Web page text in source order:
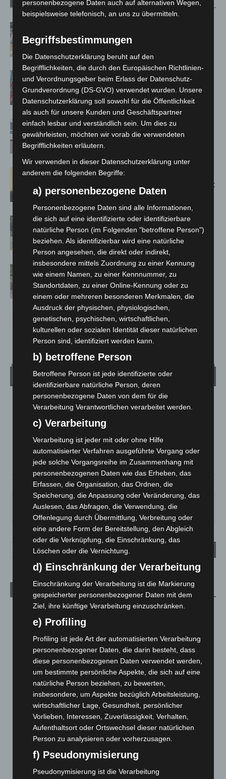
Susann Mehring zeigt ihre Werke im
A2: Zweite Turbobaustelle startet
zwischen Hannover-West und
Bothfeld
Niedersachsen: Feuerwehrkräfte
kehren nach Waldbrandeinsatz aus
Spanien zurück
Hannover: Erste Tigermücken-
Population in Niedersachsen entdeckt
Brand im „Haus der Begegnung“ in
Neuwarmbüchen schnell eingedämmt
Region Hannover: 21 neue
Notfallsanitäter starten beim Roten
Kreuz
Wetter
LANGENHAGEN
Klarer Himmel
25.1°C
24.4°
34% 2.6m/s 6%
SA.
26°
SO.
34° 26° 23° 26
Kunst trifft Weingenuss: Barbara-Susann Mehring zeigt ihre
Werke im Jacques’ Wein-Depot Isernhagen
A2: Zweite Turbobaustelle startet zwischen Hannover-West
und Bothfeld
8. August 2026
Niedersachsen: Feuerwehrkräfte kehren nach
Waldbrandeinsatz aus Spanien zurück
7. August 2026
Hannover: Erste Tigermücken-Population in Niedersachsen
7. August 2026
Brand im „Haus der Begegnung“ in Neuwarmbüchen schnell
personenbezogene Daten auch auf alternativen Wegen,
beispielsweise telefonisch, an uns zu übermitteln.
Begriffsbestimmungen
Die Datenschutzerklärung beruht auf den
Begrifflichkeiten, die durch den Europäischen Richtlinien-
und Verordnungsgeber beim Erlass der Datenschutz-
Grundverordnung (DS-GVO) verwendet wurden. Unsere
Datenschutzerklärung soll sowohl für die Öffentlichkeit
als auch für unsere Kunden und Geschäftspartner
einfach lesbar und verständlich sein. Um dies zu
gewährleisten, möchten wir vorab die verwendeten
Begrifflichkeiten erläutern.
Wir verwenden in dieser Datenschutzerklärung unter
anderem die folgenden Begriffe:
a) personenbezogene Daten
Personenbezogene Daten sind alle Informationen,
die sich auf eine identifizierte oder identifizierbare
natürliche Person (im Folgenden "betroffene Person")
beziehen. Als identifizierbar wird eine natürliche
Person angesehen, die direkt oder indirekt,
insbesondere mittels Zuordnung zu einer Kennung
wie einem Namen, zu einer Kennnummer, zu
Standortdaten, zu einer Online-Kennung oder zu
einem oder mehreren besonderen Merkmalen, die
Ausdruck der physischen, physiologischen,
genetischen, psychischen, wirtschaftlichen,
kulturellen oder sozialen Identität dieser natürlichen
Person sind, identifiziert werden kann.
b) betroffene Person
Betroffene Person ist jede identifizierte oder
identifizierbare natürliche Person, deren
personenbezogene Daten von dem für die
Verarbeitung Verantwortlichen verarbeitet werden.
c) Verarbeitung
Verarbeitung ist jeder mit oder ohne Hilfe
automatisierter Verfahren ausgeführte Vorgang oder
jede solche Vorgangsreihe im Zusammenhang mit
personenbezogenen Daten wie das Erheben, das
Erfassen, die Organisation, das Ordnen, die
Speicherung, die Anpassung oder Veränderung, das
Auslesen, das Abfragen, die Verwendung, die
Offenlegung durch Übermittlung, Verbreitung oder
eine andere Form der Bereitstellung, den Abgleich
oder die Verknüpfung, die Einschränkung, das
Löschen oder die Vernichtung.
d) Einschränkung der Verarbeitung
Einschränkung der Verarbeitung ist die Markierung
gespeicherter personenbezogener Daten mit dem
Ziel, ihre künftige Verarbeitung einzuschränken.
e) Profiling
Profiling ist jede Art der automatisierten Verarbeitung
personenbezogener Daten, die darin besteht, dass
diese personenbezogenen Daten verwendet werden,
um bestimmte persönliche Aspekte, die sich auf eine
natürliche Person beziehen, zu bewerten,
insbesondere, um Aspekte bezüglich Arbeitsleistung,
wirtschaftlicher Lage, Gesundheit, persönlicher
Vorlieben, Interessen, Zuverlässigkeit, Verhalten,
Aufenthaltsort oder Ortswechsel dieser natürlichen
Person zu analysieren oder vorherzusagen.
f) Pseudonymisierung
Pseudonymisierung ist die Verarbeitung